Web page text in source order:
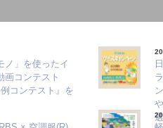
ノ」を使ったイ
画コンテスト
コンテスト』を